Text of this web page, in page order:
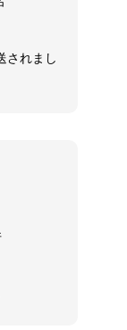
されまし